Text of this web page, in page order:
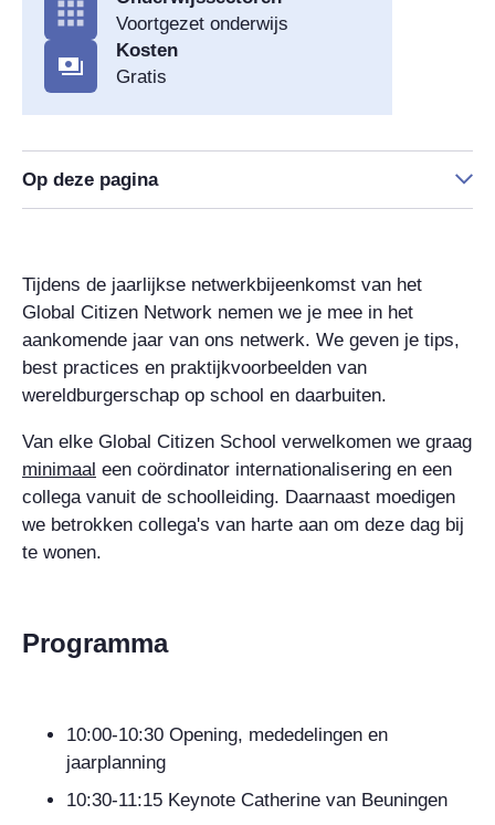
Voortgezet onderwijs
Kosten
Gratis
Op deze pagina
Tijdens de jaarlijkse netwerkbijeenkomst van het
Global Citizen Network nemen we je mee in het
aankomende jaar van ons netwerk. We geven je tips,
best practices en praktijkvoorbeelden van
wereldburgerschap op school en daarbuiten.
Van elke Global Citizen School verwelkomen we graag
minimaal een coördinator internationalisering en een
collega vanuit de schoolleiding. Daarnaast moedigen
we betrokken collega's van harte aan om deze dag bij
te wonen.
Programma
10:00-10:30 Opening, mededelingen en
jaarplanning
10:30-11:15 Keynote Catherine van Beuningen